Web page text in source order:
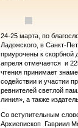
24-25 марта, по
Ладожского, в Санкт-
приурочены к скорбной
апреля отмечается и
чтения принимает
содействии и участии
ревнителей светлой
линия», а также
Со вступительным
Архиепископ Гавриил